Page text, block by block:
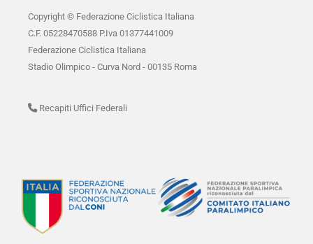
Copyright © Federazione Ciclistica Italiana
C.F. 05228470588 P.Iva 01377441009
Federazione Ciclistica Italiana
Stadio Olimpico - Curva Nord - 00135 Roma
Recapiti Uffici Federali